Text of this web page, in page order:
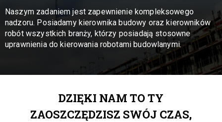
Naszym zadaniem jest zapewnienie kompleksowego
nadzoru. Posiadamy kierownika budowy oraz kierowników
robót wszystkich branży, którzy posiadają stosowne
uprawnienia do kierowania robotami budowlanymi.
DZIĘKI NAM TO TY
ZAOSZCZĘDZISZ SWÓJ CZAS,